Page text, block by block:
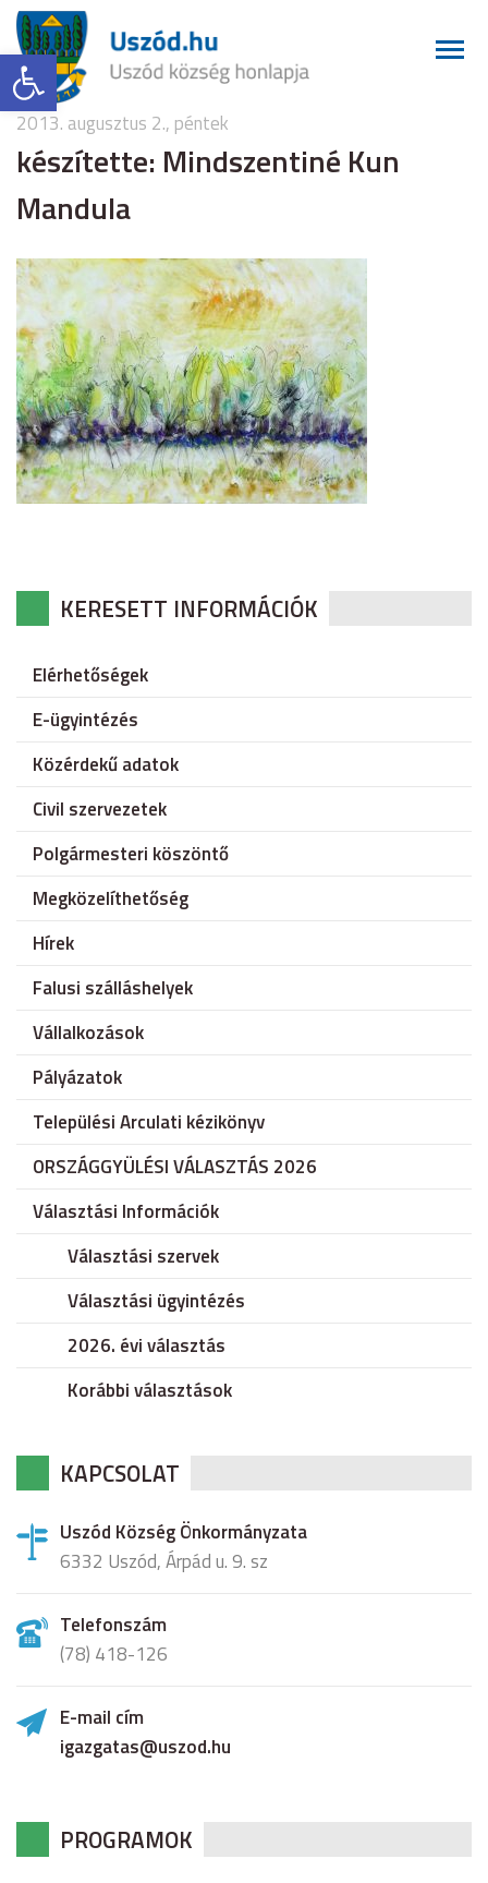
Eszköztár megnyitása
2013. augusztus 2., péntek
készítette: Mindszentiné Kun
Mandula
KERESETT INFORMÁCIÓK
Elérhetőségek
E-ügyintézés
Közérdekű adatok
Civil szervezetek
Polgármesteri köszöntő
Megközelíthetőség
Hírek
Falusi szálláshelyek
Vállalkozások
Pályázatok
Települési Arculati kézikönyv
ORSZÁGGYÜLÉSI VÁLASZTÁS 2026
Választási Információk
Választási szervek
Választási ügyintézés
2026. évi választás
Korábbi választások
KAPCSOLAT
Uszód Község Önkormányzata
6332 Uszód, Árpád u. 9. sz
Telefonszám
(78) 418-126
E-mail cím
igazgatas@uszod.hu
PROGRAMOK